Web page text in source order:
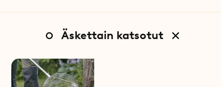
Äskettain katsotut